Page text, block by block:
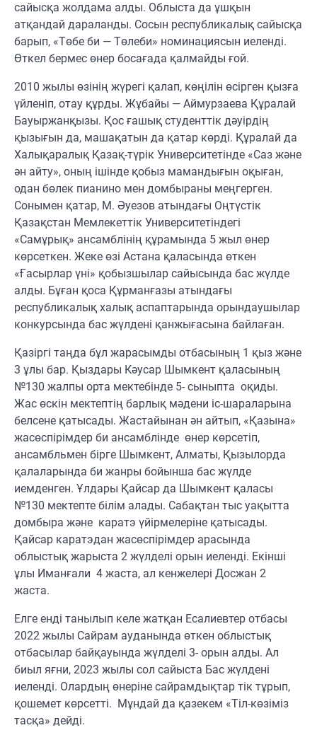
сайысқа жолдама алды. Облыста да ұшқын
атқандай дараланды. Сосын республикалық сайысқа
барып, «Төбе би — Төлеби» номинациясын иеленді.
Өткел бермес өнер босағада қалмайды ғой.
2010 жылы өзінің жүрегі қалап, көңілін өсірген қызға
үйленіп, отау құрды. Жұбайы — Аймурзаева Құралай
Бауыржанқызы. Қос ғашық студенттік дәуірдің
қызығын да, машақатын да қатар көрді. Құралай да
Халықаралық Қазақ-түрік Университетінде «Саз және
ән айту», оның ішінде қобыз мамандығын оқыған,
одан бөлек пианино мен домбыраны меңгерген.
Сонымен қатар, М. Әуезов атындағы Оңтүстік
Қазақстан Мемлекеттік Университетіндегі
«Самұрық» ансамблінің құрамында 5 жыл өнер
көрсеткен. Жеке өзі Астана қаласында өткен
«Ғасырлар үні» қобызшылар сайысында бас жүлде
алды. Бұған қоса Құрманғазы атындағы
республикалық халық аспаптарында орындаушылар
конкурсында бас жүлдені қанжығасына байлаған.
Қазіргі таңда бұл жарасымды отбасының 1 қыз және
3 ұлы бар. Қыздары Кәусар Шымкент қаласының
№130 жалпы орта мектебінде 5- сыныпта оқиды.
Жас өскін мектептің барлық мәдени іс-шараларына
белсене қатысады. Жастайынан ән айтып, «Қазына»
жасөспірімдер би ансамблінде өнер көрсетіп,
ансамбльмен бірге Шымкент, Алматы, Қызылорда
қалаларында би жанры бойынша бас жүлде
иемденген. Ұлдары Қайсар да Шымкент қаласы
№130 мектепте білім алады. Сабақтан тыс уақытта
домбыра және каратэ үйірмелеріне қатысады.
Қайсар каратэдан жасөспірімдер арасында
облыстық жарыста 2 жүлделі орын иеленді. Екінші
ұлы Иманғали 4 жаста, ал кенжелері Досжан 2
жаста.
Елге енді танылып келе жатқан Есалиевтер отбасы
2022 жылы Сайрам ауданында өткен облыстық
отбасылар байқауында жүлделі 3- орын алды. Ал
биыл яғни, 2023 жылы сол сайыста Бас жүлдені
иеленді. Олардың өнеріне сайрамдықтар тік тұрып,
қошемет көрсетті. Мұндай да қазекем «Тіл-көзіміз
тасқа» дейді.